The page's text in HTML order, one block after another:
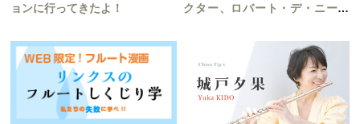
ョンに行ってきたよ！
クター、ロバート・デ・ニーロ